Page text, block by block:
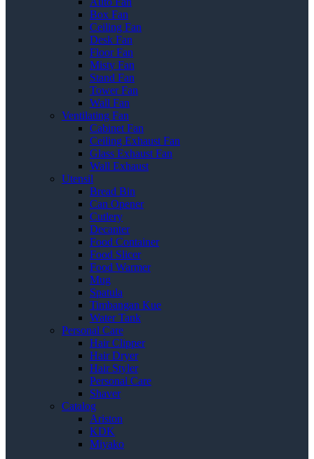
Box Fan
Ceiling Fan
Desk Fan
Floor Fan
Misty Fan
Stand Fan
Tower Fan
Wall Fan
Ventilating Fan
Cabinet Fan
Ceiling Exhaust Fan
Glass Exhaust Fan
Wall Exhaust
Utensil
Bread Bin
Can Opener
Cutlery
Decanter
Food Container
Food Slicer
Food Warmer
Mug
Spatula
Timbangan Kue
Water Tank
Personal Care
Hair Clipper
Hair Dryer
Hair Styler
Personal Care
Shaver
Catalog
Ariston
KDK
Miyako